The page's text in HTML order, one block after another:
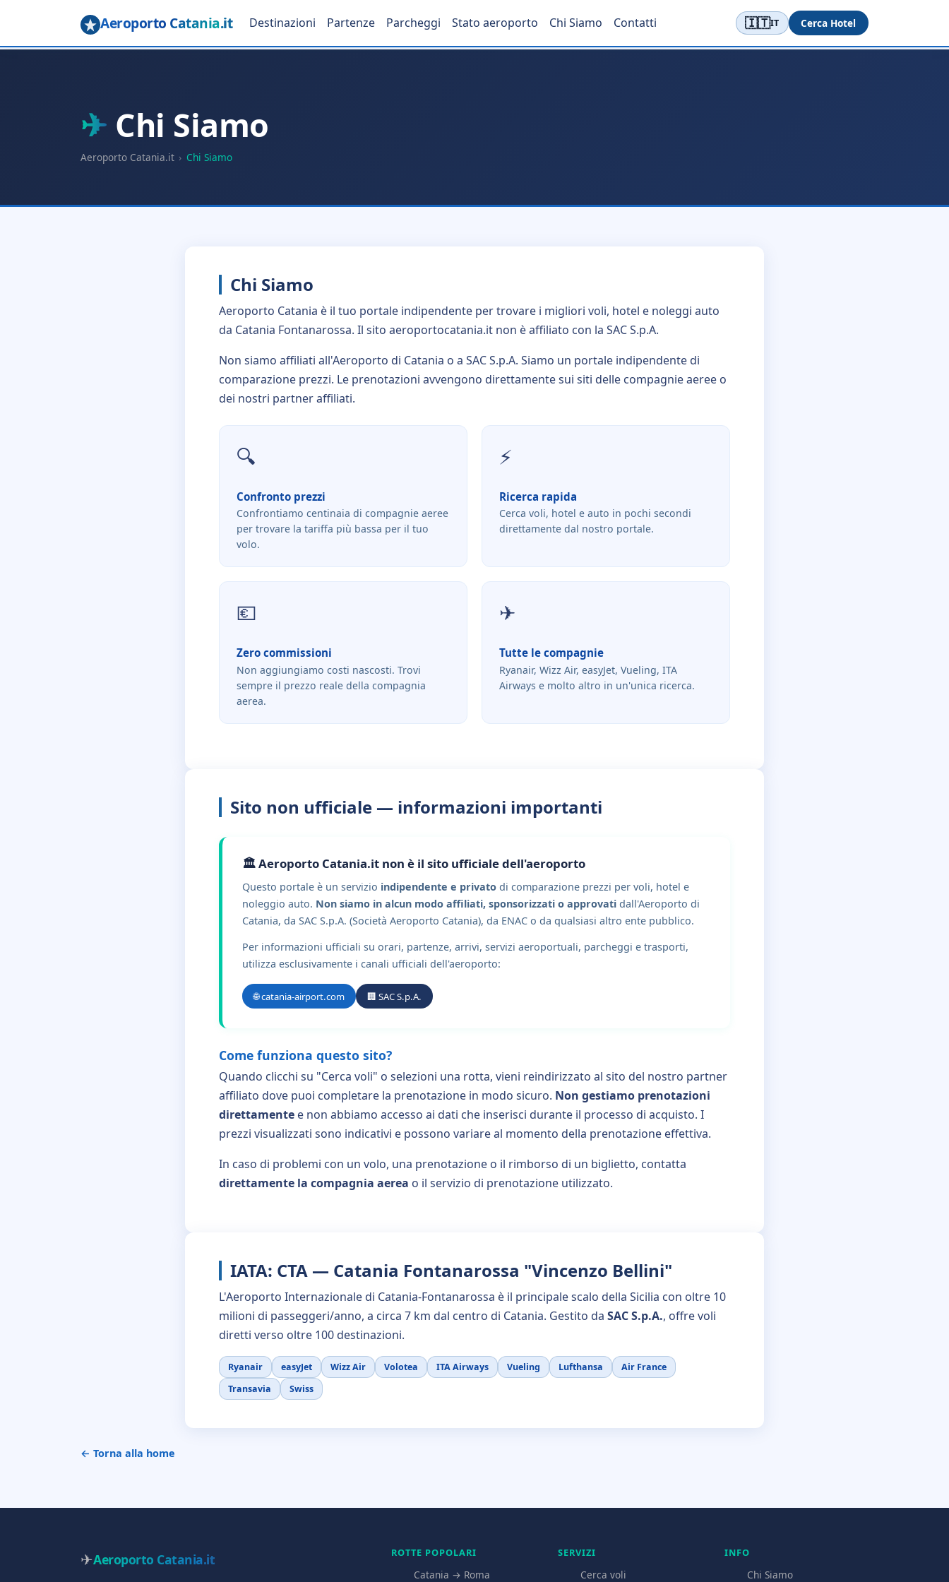
Aeroporto Catania.it Destinazioni Partenze Parcheggi Stato aeroporto Chi Siamo Contatti 🇮🇹IT Cerca Hotel
✈ Chi Siamo
Aeroporto Catania.it › Chi Siamo
Chi Siamo
Aeroporto Catania è il tuo portale indipendente per trovare i migliori voli, hotel e noleggi auto
da Catania Fontanarossa. Il sito aeroportocatania.it non è affiliato con la SAC S.p.A.
Non siamo affiliati all'Aeroporto di Catania o a SAC S.p.A. Siamo un portale indipendente di
comparazione prezzi. Le prenotazioni avvengono direttamente sui siti delle compagnie aeree o
dei nostri partner affiliati.
🔍
Confronto prezzi
Confrontiamo centinaia di compagnie aeree
per trovare la tariffa più bassa per il tuo
volo.
⚡
Ricerca rapida
Cerca voli, hotel e auto in pochi secondi
direttamente dal nostro portale.
💶
Zero commissioni
Non aggiungiamo costi nascosti. Trovi
sempre il prezzo reale della compagnia
aerea.
✈
Tutte le compagnie
Ryanair, Wizz Air, easyJet, Vueling, ITA
Airways e molto altro in un'unica ricerca.
Sito non ufficiale — informazioni importanti
🏛️ Aeroporto Catania.it non è il sito ufficiale dell'aeroporto
Questo portale è un servizio indipendente e privato di comparazione prezzi per voli, hotel e
noleggio auto. Non siamo in alcun modo affiliati, sponsorizzati o approvati dall'Aeroporto di
Catania, da SAC S.p.A. (Società Aeroporto Catania), da ENAC o da qualsiasi altro ente pubblico.
Per informazioni ufficiali su orari, partenze, arrivi, servizi aeroportuali, parcheggi e trasporti,
utilizza esclusivamente i canali ufficiali dell'aeroporto:
🌐 catania-airport.com 🏢 SAC S.p.A.
Come funziona questo sito?
Quando clicchi su "Cerca voli" o selezioni una rotta, vieni reindirizzato al sito del nostro partner
affiliato dove puoi completare la prenotazione in modo sicuro. Non gestiamo prenotazioni
direttamente e non abbiamo accesso ai dati che inserisci durante il processo di acquisto. I
prezzi visualizzati sono indicativi e possono variare al momento della prenotazione effettiva.
In caso di problemi con un volo, una prenotazione o il rimborso di un biglietto, contatta
direttamente la compagnia aerea o il servizio di prenotazione utilizzato.
IATA: CTA — Catania Fontanarossa "Vincenzo Bellini"
L'Aeroporto Internazionale di Catania-Fontanarossa è il principale scalo della Sicilia con oltre 10
milioni di passeggeri/anno, a circa 7 km dal centro di Catania. Gestito da SAC S.p.A., offre voli
diretti verso oltre 100 destinazioni.
Ryanair easyJet Wizz Air Volotea ITA Airways Vueling Lufthansa
Air France
Transavia
Swiss
← Torna alla home
✈Aeroporto Catania.it ROTTE POPOLARI
Catania → Roma
SERVIZI
Cerca voli
INFO
Chi Siamo